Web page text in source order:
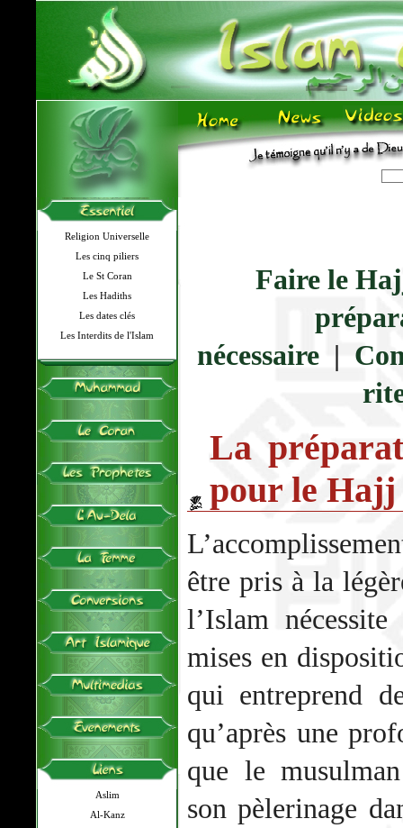
Religion Universelle
Les cinq piliers
Le St Coran
Les Hadiths
Les dates clés
Les Interdits de l'Islam
Aslim
Al-Kanz
Faire le
nécessaire|
La
pour le Hajj
être pris à la
l’Islam
mises en
qui entreprend
qu’après une
que le
son pèlerinage